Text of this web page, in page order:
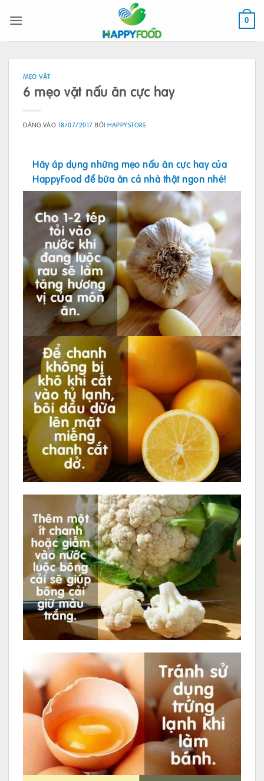
qua
0
MẸO VẶT
6 mẹo vặt nấu ăn cực hay
ĐĂNG VÀO 18/07/2017 BỞIHAPPYSTORE
Hãy áp dụng những mẹo nấu ăn cực hay của
HappyFood để bữa ăn cả nhà thật ngon nhé!